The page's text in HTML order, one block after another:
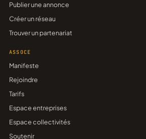
Publier une annonce
Créer un réseau
Trouver un partenariat
ASSOCE
Manifeste
Rejoindre
Tarifs
Espace entreprises
Espace collectivités
Soutenir